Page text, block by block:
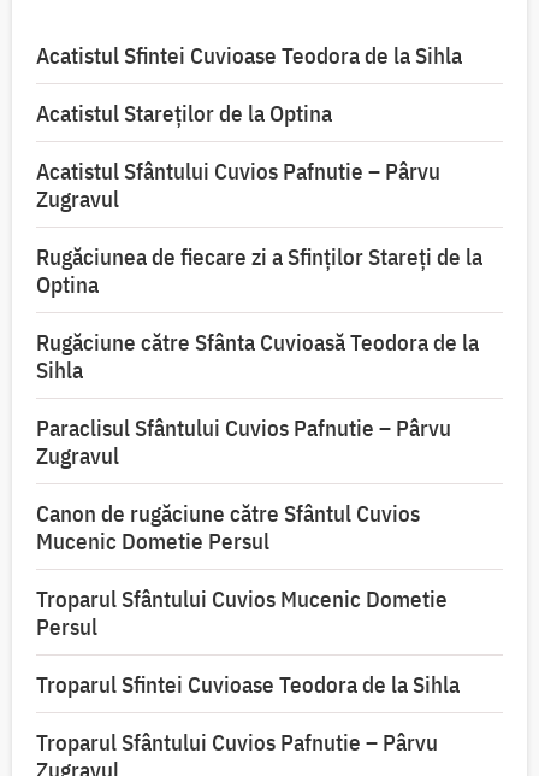
Acatistul Sfintei Cuvioase Teodora de la Sihla
Acatistul Stareţilor de la Optina
Acatistul Sfântului Cuvios Pafnutie – Pârvu
Zugravul
Rugăciunea de fiecare zi a Sfinților Stareți de la
Optina
Rugăciune către Sfânta Cuvioasă Teodora de la
Sihla
Paraclisul Sfântului Cuvios Pafnutie – Pârvu
Zugravul
Canon de rugăciune către Sfântul Cuvios
Mucenic Dometie Persul
Troparul Sfântului Cuvios Mucenic Dometie
Persul
Troparul Sfintei Cuvioase Teodora de la Sihla
Troparul Sfântului Cuvios Pafnutie – Pârvu